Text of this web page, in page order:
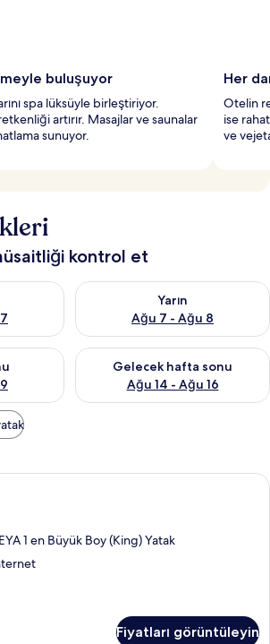
buluşuyor
spa lüksüyle birleştiriyor.
artırır. Masajlar ve saunalar
sunuyor.
Her
Otelin
ise
ve
kontrol et
kontrol et Ağu 6 - Ağu 7
Yarın
Ağu 7 - Ağu 8
Yarın için müsaitliği kontrol
kontrol et Ağu 7 - Ağu 9
Gelecek hafta sonu
Ağu 14 - Ağu 16
Önümüzdeki hafta sonu için
Anti alerjik yatak takımı, odada kasa,
1 en Büyük Boy (King) Yatak
Fiyatları görüntüleyin